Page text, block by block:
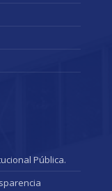
Pública.